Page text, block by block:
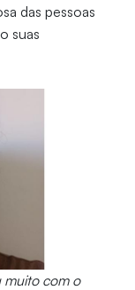
das pessoas
suas
muito com o